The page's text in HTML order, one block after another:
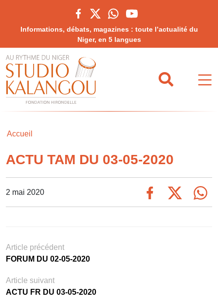
Informations, débats, magazines : toute l’actualité du
Niger, en 5 langues
Accueil
ACTU TAM DU 03-05-2020
2 mai 2020
Article précédent
FORUM DU 02-05-2020
Article suivant
ACTU FR DU 03-05-2020